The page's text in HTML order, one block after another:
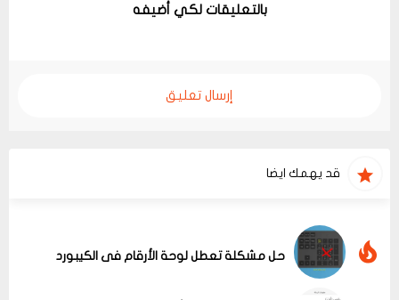
بالتعليقات لكي أضيفه
إرسال تعليق
قد يهمك ايضا
حل مشكلة تعطل لوحة الأرقام فى الكيبورد